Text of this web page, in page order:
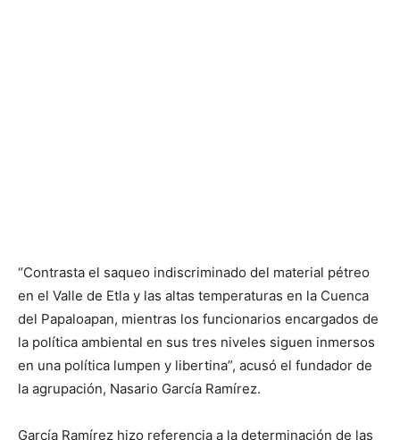
“Contrasta el saqueo indiscriminado del material pétreo
en el Valle de Etla y las altas temperaturas en la Cuenca
del Papaloapan, mientras los funcionarios encargados de
la política ambiental en sus tres niveles siguen inmersos
en una política lumpen y libertina”, acusó el fundador de
la agrupación, Nasario García Ramírez.
García Ramírez hizo referencia a la determinación de las